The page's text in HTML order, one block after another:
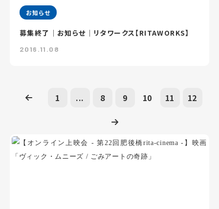
お知らせ
募集終了｜お知らせ｜リタワークス【RITAWORKS】
2016.11.08
1 ... 8 9 10 11 12